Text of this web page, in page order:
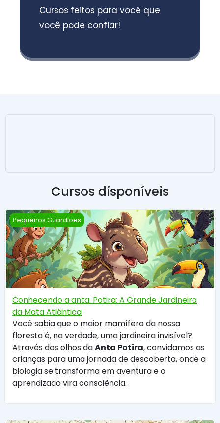
Cursos feitos para você que
você pode confiar!
Cursos disponíveis
Conhecendo a anta: Potira: A Grande Jardineira da
Pequenos Guardiões
Conhecendo a anta: Potira: A Grande Jardineira
da Mata Atlântica
Você sabia que o maior mamífero da nossa
floresta é, na verdade, uma jardineira invisível?
Através dos olhos daAnta Potira, convidamos as
crianças para uma jornada de descoberta, onde a
biologia se transforma em aventura e o
aprendizado vira consciência.